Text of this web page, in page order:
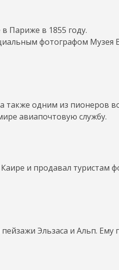
Париже в 1855 году.
фотографом Музея
также одним из пионеров
авиапочтовую службу.
и продавал туристам
Эльзаса и Альп.